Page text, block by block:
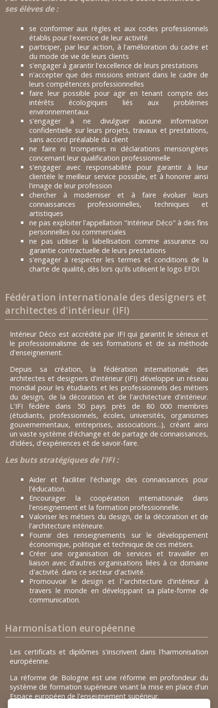
ses élèves de :
se conformer aux règles et aux codes professionnels
établis pour l'exercice de leur activité
participer, par leur action, à l'amélioration du cadre et
du mode de vie de leurs clients
s'engager à garantir l'excellence de leurs prestations
n'accepter que des missions entrant dans le cadre de
leurs compétences professionnelles
faire leur possible pour agir en tenant compte des
intérêts écologiques liés aux problèmes
environnementaux
s'engager à ne divulguer aucune information
confidentielle sur leurs projets, travaux et prestations,
sans accord préalable du client
ne faire ni tromperies ni déclarations mensongères
concernant leur qualification professionnelle
s'engager avec responsabilité pour garantir à leur
clientèle le meilleur service possible, et à honorer ainsi
l'image de leur profession
chercher à moderniser et à faire évoluer leurs
connaissances professionnelles, techniques et
artistiques
ne pas exploiter l'appellation "Intérieur Déco" à des fins
personnelles ou commerciales
ne pas utiliser la labellisation comme assurance ou
garantie contractuelle de leurs prestations
s'engager à respecter les termes et conditions de la
charte de qualité, dès lors qu'ils utilisent le logo EFDI.
Fédération internationale des designers et
architectes d'intérieur (IFI)
Intérieur Déco est accrédité par IFI qui garantit le sérieux et
le professionnalisme de ses formations et de sa méthode
d'enseignement.
Depuis sa création, la fédération internationale des
architectes et designers d'intérieur (IFI) développe un réseau
mondial pour les étudiants et les professionnels des métiers
du design, de la décoration et de l'architecture d'intérieur.
L'IFI fédère dans 50 pays près de 80 000 membres
(étudiants, professionnels, écoles, universités, organismes
gouvernementaux, entreprises, associations...), créant ainsi
un vaste système d'échange et de partage de connaissances,
d'idées, d'expériences et de savoir-faire.
Les buts stratégiques de l'IFI :
Aider et faciliter l'échange des connaissances pour
l'éducation.
Encourager la coopération internationale dans
l'enseignement et la formation professionnelle.
Valoriser les métiers du design, de la décoration et de
l'architecture intérieure.
Fournir des renseignements sur le développement
économique, politique et technique de ces métiers.
Créer une organisation de services et travailler en
liaison avec d'autres organisations liées à ce domaine
d'activité. dans ce secteur d'activité.
Promouvoir le design et l''architecture d'intérieur à
travers le monde en développant sa plate-forme de
communication.
Harmonisation européenne
Les certificats et diplômes s'inscrivent dans l'harmonisation
européenne.
La réforme de Bologne est une réforme en profondeur du
système de formation supérieure visant la mise en place d'un
Espace européen de l'enseignement supérieur.